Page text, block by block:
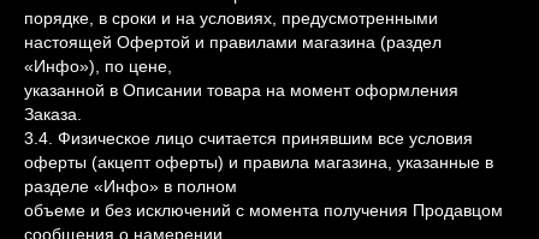
порядке, в сроки и на условиях, предусмотренными
настоящей Офертой и правилами магазина (раздел
«Инфо»), по цене,
указанной в Описании товара на момент оформления
Заказа.
3.4. Физическое лицо считается принявшим все условия
оферты (акцепт оферты) и правила магазина, указанные в
разделе «Инфо» в полном
объеме и без исключений с момента получения Продавцом
сообщения о намерении